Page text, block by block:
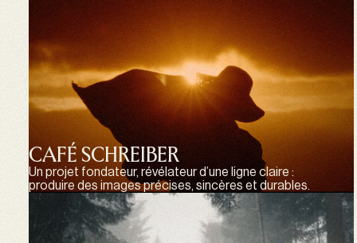
CAFÉ SCHREIBER
Un projet fondateur, révélateur d’une ligne claire :
produire des images précises, sincères et durables.